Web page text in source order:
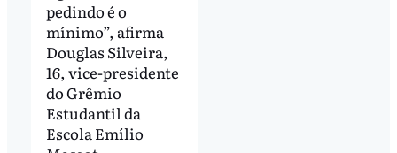
pedindo é o
mínimo”, afirma
Douglas Silveira,
16, vice-presidente
do Grêmio
Estudantil da
Escola Emílio